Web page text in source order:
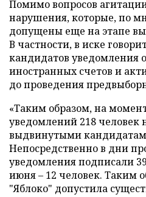
Помимо вопросов
нарушения, которые, по
допущены еще на этапе
В частности, в иске
кандидатов уведомления
иностранных счетов и
до проведения
«Таким образом, на
уведомлений 218 человек
выдвинутыми
Непосредственно в дни
уведомления подписали
июня – 12 человек. Таким
"Яблоко" допустила